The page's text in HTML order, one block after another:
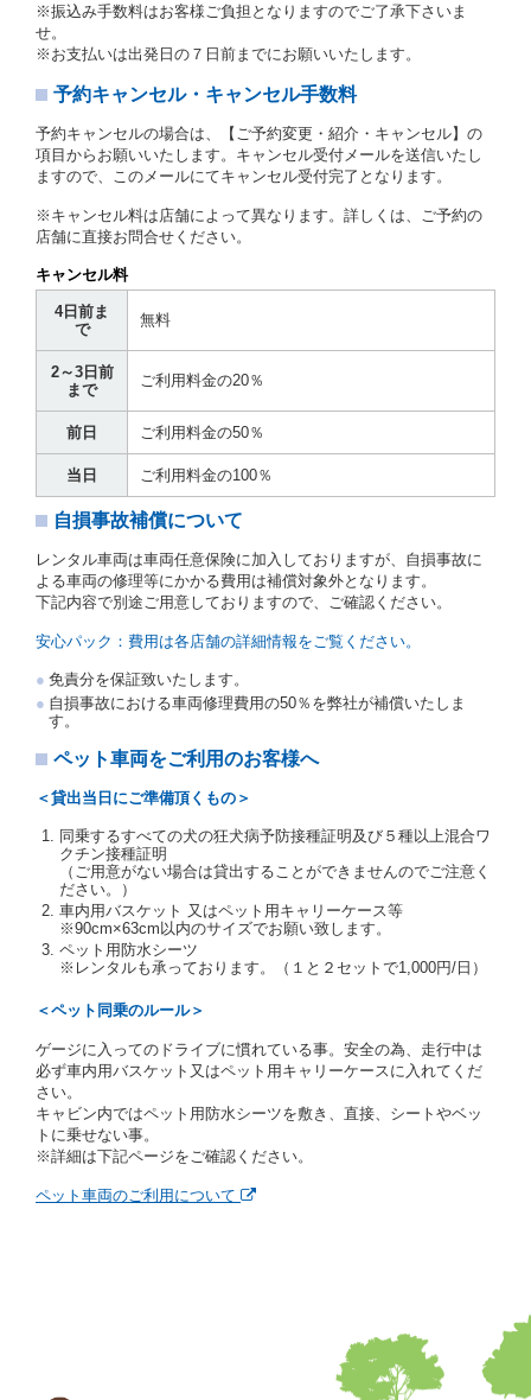
が締結されなかったことについて、第４条及び第５条
とします。
第３章／貸 渡 し
第７条（貸渡契約の締結）
借受人は第２条第１項に定める借受条件を明示し、当
貸渡契約を締結するものとします。ただし、貸し渡す
ことができるレンタカーがない場合又は借受人若しく
は運転者が第８条第１項若しくは第２項各号のいずれ
かに該当する場合を除きます。
貸渡契約を締結した場合、借受人は当社に第１0条第
１項に定める貸渡料金を支払うものとします。
運転者の義務と定められた事項を遵守するものとしま
す。
当社は、監督官庁の基本通達（注１）に基づき、貸渡
運転者の氏名、住所、運転免許の種類及び運転免許証
写しを添付するため、貸渡契約の締結にあたり、借受
人に対し、借受人の指定する運転者（以下「運転者」
といいます。）の運転免許証の提示を求めるほか、そ
の写しの提出を求めることがあります。この場合、借
受人は、自己が運転者であるときは自己の運転免許証
の運転免許証を提示するものとします。
交通局長通達「レンタカーに関する基本通達」（自
旅第138号 平成7年6月13日）の２．(10)及び(11)の
注２）運転免許証とは、道路交通法第９２条に規定
される運転免許証のうち、道路交通法施行規則第１
９条別記様式第１４の書式の運転免許証をいいま
す。
当社は、貸渡契約の締結にあたり、借受人及び運転者
に対し、運転免許証のほかに本人確認ができる書類の
提示を求め、及び提出された書類の写しをとることが
あります。
当社は、貸渡契約の締結にあたり、借受期間中に借受
人及び運転者と連絡するための携帯電話番号等の告知
を求めます。
レジットカード若しくは現金による支払いを求め、又
借受人は契約後の借受期間の延長はできないものとし
ます。
当社は、借受人又は運転者が前3項に従わない場合
は、貸渡契約の締結を拒絶するとともに、予約を取消
すことができるものとします。なお、この場合の予約
申込金等の扱いについては、第4条第5項を適用するも
のとします。
有していないとき、又は運転免許証の提示をせず、
もしくは当社が求めたにもかかわらず、その運転者
の運転免許証の写しの提出に同意しないとき。 ②
※振込み手数料はお客様ご負担となりますのでご了承下さいま
せ。
※お支払いは出発日の７日前までにお願いいたします。
予約キャンセル・キャンセル手数料
予約キャンセルの場合は、【ご予約変更・紹介・キャンセル】の
項目からお願いいたします。キャンセル受付メールを送信いたし
ますので、このメールにてキャンセル受付完了となります。
※キャンセル料は店舗によって異なります。詳しくは、ご予約の
店舗に直接お問合せください。
キャンセル料
4日前ま
で
無料
2～3日前
まで
ご利用料金の20％
前日 ご利用料金の50％
当日 ご利用料金の100％
自損事故補償について
レンタル車両は車両任意保険に加入しておりますが、自損事故に
よる車両の修理等にかかる費用は補償対象外となります。
下記内容で別途ご用意しておりますので、ご確認ください。
安心パック：費用は各店舗の詳細情報をご覧ください。
免責分を保証致いたします。
自損事故における車両修理費用の50％を弊社が補償いたしま
す。
ペット車両をご利用のお客様へ
＜貸出当日にご準備頂くもの＞
同乗するすべての犬の狂犬病予防接種証明及び５種以上混合ワ
クチン接種証明
（ご用意がない場合は貸出することができませんのでご注意く
ださい。）
車内用バスケット 又はペット用キャリーケース等
※90cm×63cm以内のサイズでお願い致します。
ペット用防水シーツ
※レンタルも承っております。（１と２セットで1,000円/日）
＜ペット同乗のルール＞
ゲージに入ってのドライブに慣れている事。安全の為、走行中は
必ず車内用バスケット又はペット用キャリーケースに入れてくだ
さい。
キャビン内ではペット用防水シーツを敷き、直接、シートやベッ
トに乗せない事。
※詳細は下記ページをご確認ください。
ペット車両のご利用について